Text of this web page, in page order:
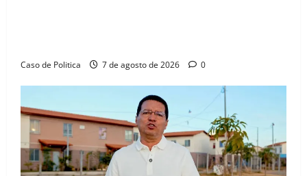
Caso de Politica 7 de agosto de 2026 0